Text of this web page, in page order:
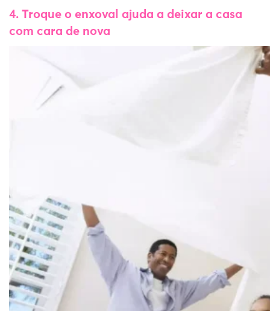
4. Troque o enxoval ajuda a deixar a casa
com cara de nova